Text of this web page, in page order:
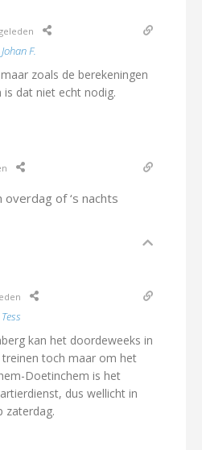
Johan F.
zoals de berekeningen
dat niet echt nodig.
of ‘s nachts
Tess
kan het doordeweeks in
toch maar om het
Doetinchem is het
dus wellicht in
zaterdag.